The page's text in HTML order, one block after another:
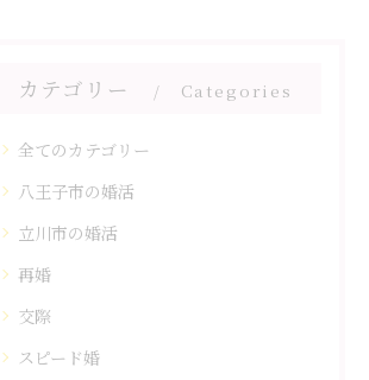
カテゴリー Categories
全てのカテゴリー
八王子市の婚活
立川市の婚活
再婚
交際
スピード婚